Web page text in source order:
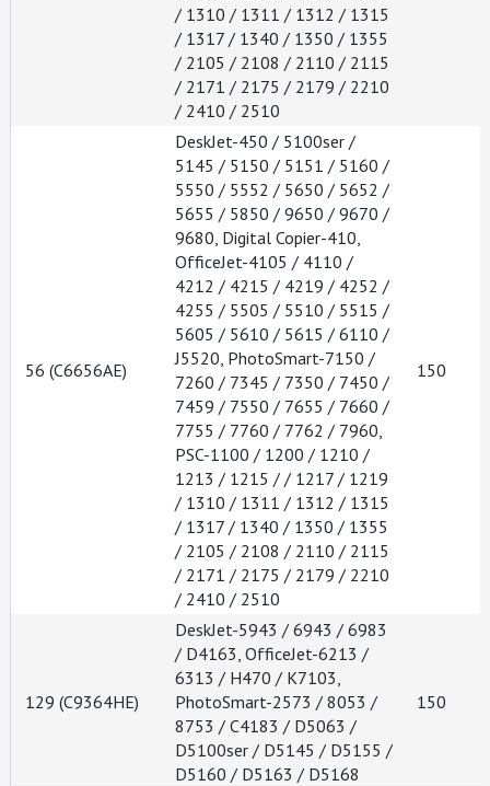
/ 1310 / 1311 / 1312 / 1315
/ 1317 / 1340 / 1350 / 1355
/ 2105 / 2108 / 2110 / 2115
/ 2171 / 2175 / 2179 / 2210
/ 2410 / 2510
56 (C6656AE)
DeskJet-450 / 5100ser /
5145 / 5150 / 5151 / 5160 /
5550 / 5552 / 5650 / 5652 /
5655 / 5850 / 9650 / 9670 /
9680, Digital Copier-410,
OfficeJet-4105 / 4110 /
4212 / 4215 / 4219 / 4252 /
4255 / 5505 / 5510 / 5515 /
5605 / 5610 / 5615 / 6110 /
J5520, PhotoSmart-7150 /
7260 / 7345 / 7350 / 7450 /
7459 / 7550 / 7655 / 7660 /
7755 / 7760 / 7762 / 7960,
PSC-1100 / 1200 / 1210 /
1213 / 1215 / / 1217 / 1219
/ 1310 / 1311 / 1312 / 1315
/ 1317 / 1340 / 1350 / 1355
/ 2105 / 2108 / 2110 / 2115
/ 2171 / 2175 / 2179 / 2210
/ 2410 / 2510
150
129 (C9364HE)
DeskJet-5943 / 6943 / 6983
/ D4163, OfficeJet-6213 /
6313 / H470 / K7103,
PhotoSmart-2573 / 8053 /
8753 / C4183 / D5063 /
D5100ser / D5145 / D5155 /
D5160 / D5163 / D5168
150